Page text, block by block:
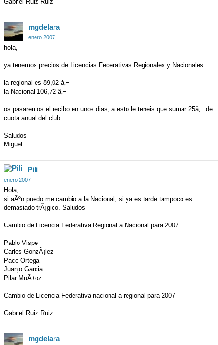
Gabriel Ruiz Ruiz
mgdelara
enero 2007
hola,
ya tenemos precios de Licencias Federativas Regionales y Nacionales.
la regional es 89,02 â‚¬
la Nacional 106,72 â‚¬
os pasaremos el recibo en unos dias, a esto le teneis que sumar 25â‚¬ de
cuota anual del club.
Saludos
Miguel
Pili
enero 2007
Hola,
si aÃºn puedo me cambio a la Nacional, si ya es tarde tampoco es
demasiado trÃ¡gico. Saludos
Cambio de Licencia Federativa Regional a Nacional para 2007
Pablo Vispe
Carlos GonzÃ¡lez
Paco Ortega
Juanjo Garcia
Pilar MuÃ±oz
Cambio de Licencia Federativa nacional a regional para 2007
Gabriel Ruiz Ruiz
mgdelara